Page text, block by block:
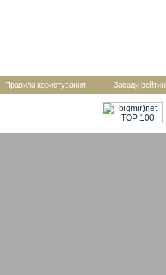
Правила користування Засади